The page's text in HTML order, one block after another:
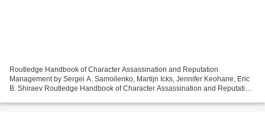
Routledge Handbook of Character Assassination and Reputation
Management by Sergei A. Samoilenko, Martijn Icks, Jennifer Keohane, Eric
B. Shiraev Routledge Handbook of Character Assassination and Reputation